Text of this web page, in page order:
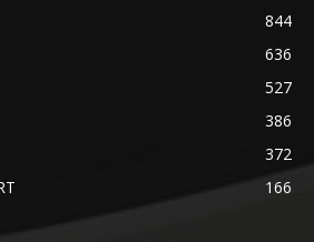
844
636
527
386
372
166